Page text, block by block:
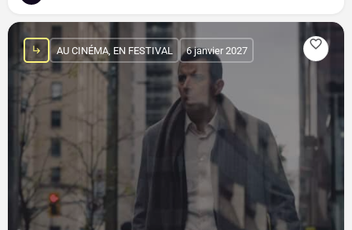
AU CINÉMA, EN FESTIVAL 6 janvier 2027